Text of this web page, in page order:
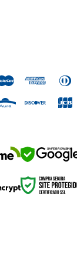
SAFE BROWSING